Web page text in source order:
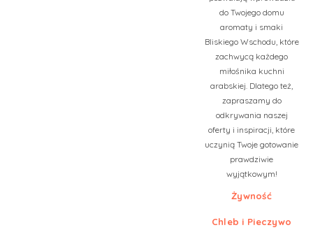
do Twojego domu
aromaty i smaki
Bliskiego Wschodu, które
zachwycą każdego
miłośnika kuchni
arabskiej. Dlatego też,
zapraszamy do
odkrywania naszej
oferty i inspiracji, które
uczynią Twoje gotowanie
prawdziwie
wyjątkowym!
Żywność
Chleb i Pieczywo